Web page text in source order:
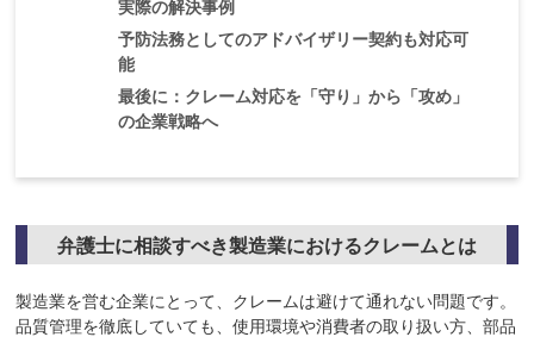
実際の解決事例
予防法務としてのアドバイザリー契約も対応可
能
最後に：クレーム対応を「守り」から「攻め」
の企業戦略へ
弁護士に相談すべき製造業におけるクレームとは
製造業を営む企業にとって、クレームは避けて通れない問題です。
品質管理を徹底していても、使用環境や消費者の取り扱い方、部品